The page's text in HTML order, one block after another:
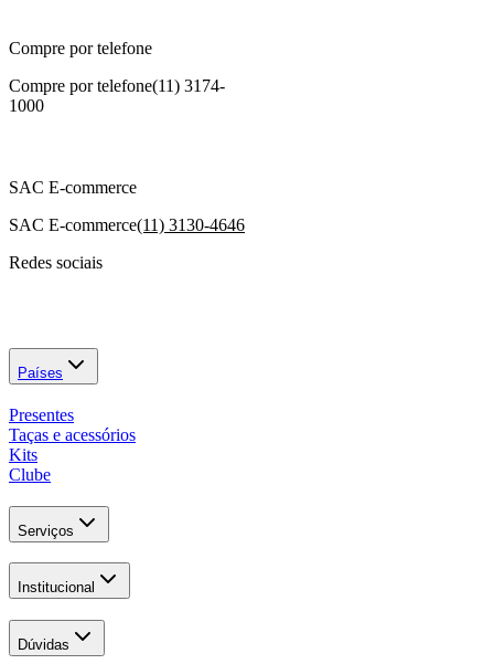
Compre por telefone
Compre por telefone(11) 3174-
1000
SAC E-commerce
SAC E-commerce(11) 3130-4646
Redes sociais
Países
Presentes
Taças e acessórios
Kits
Clube
Serviços
Institucional
Dúvidas